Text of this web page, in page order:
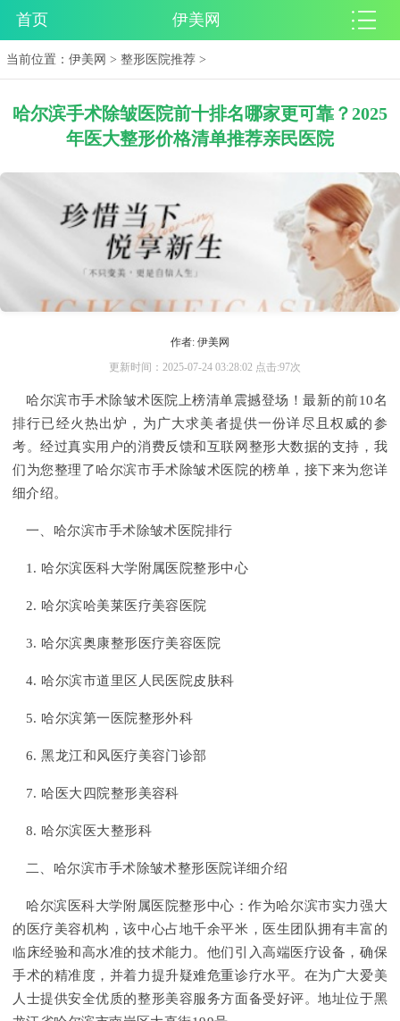
首页 伊美网
当前位置：伊美网 >整形医院推荐 >
哈尔滨手术除皱医院前十排名哪家更可靠？2025
年医大整形价格清单推荐亲民医院
作者: 伊美网
更新时间：2025-07-24 03:28:02 点击:97次
哈尔滨市手术除皱术医院上榜清单震撼登场！最新的前10名
排行已经火热出炉，为广大求美者提供一份详尽且权威的参
考。经过真实用户的消费反馈和互联网整形大数据的支持，我
们为您整理了哈尔滨市手术除皱术医院的榜单，接下来为您详
细介绍。
一、哈尔滨市手术除皱术医院排行
1. 哈尔滨医科大学附属医院整形中心
2. 哈尔滨哈美莱医疗美容医院
3. 哈尔滨奥康整形医疗美容医院
4. 哈尔滨市道里区人民医院皮肤科
5. 哈尔滨第一医院整形外科
6. 黑龙江和风医疗美容门诊部
7. 哈医大四院整形美容科
8. 哈尔滨医大整形科
二、哈尔滨市手术除皱术整形医院详细介绍
哈尔滨医科大学附属医院整形中心：作为哈尔滨市实力强大
的医疗美容机构，该中心占地千余平米，医生团队拥有丰富的
临床经验和高水准的技术能力。他们引入高端医疗设备，确保
手术的精准度，并着力提升疑难危重诊疗水平。在为广大爱美
人士提供安全优质的整形美容服务方面备受好评。地址位于黑